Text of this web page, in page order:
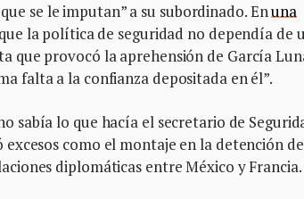
se le imputan” a su subordinado. Enuna
la política de seguridad no dependía de
que provocó la aprehensión de García
falta a la confianza depositada en él”.
sabía lo que hacía el secretario de
como el montaje en la detención
diplomáticas entre México y Francia.